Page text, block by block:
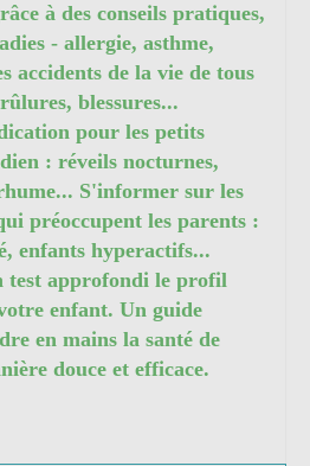
à des conseils pratiques,
- allergie, asthme,
accidents de la vie de tous
blessures...
pour les petits
: réveils nocturnes,
S'informer sur les
préoccupent les parents :
enfants hyperactifs...
test approfondi le profil
enfant. Un guide
en mains la santé de
douce et efficace.